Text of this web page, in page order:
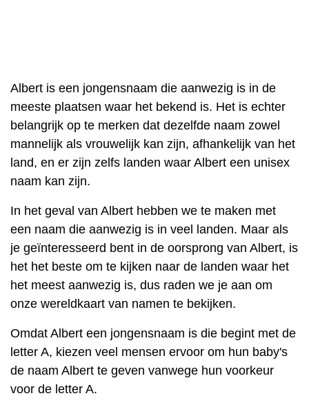
Albert is een jongensnaam die aanwezig is in de
meeste plaatsen waar het bekend is. Het is echter
belangrijk op te merken dat dezelfde naam zowel
mannelijk als vrouwelijk kan zijn, afhankelijk van het
land, en er zijn zelfs landen waar Albert een unisex
naam kan zijn.
In het geval van Albert hebben we te maken met
een naam die aanwezig is in veel landen. Maar als
je geïnteresseerd bent in de oorsprong van Albert, is
het het beste om te kijken naar de landen waar het
het meest aanwezig is, dus raden we je aan om
onze wereldkaart van namen te bekijken.
Omdat Albert een jongensnaam is die begint met de
letter A, kiezen veel mensen ervoor om hun baby's
de naam Albert te geven vanwege hun voorkeur
voor de letter A.